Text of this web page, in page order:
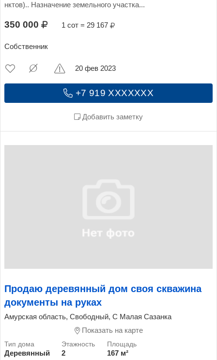
нктов).. Назначение земельного участка...
350 000 1 сот = 29 167
Собственник
+7 919 XXXXXXX
Добавить заметку
20 фев 2023
Продаю деревянный дом своя скважина
документы на руках
Амурская область, Свободный, С Малая Сазанка
Показать на карте
Деревянный 2
167 м²